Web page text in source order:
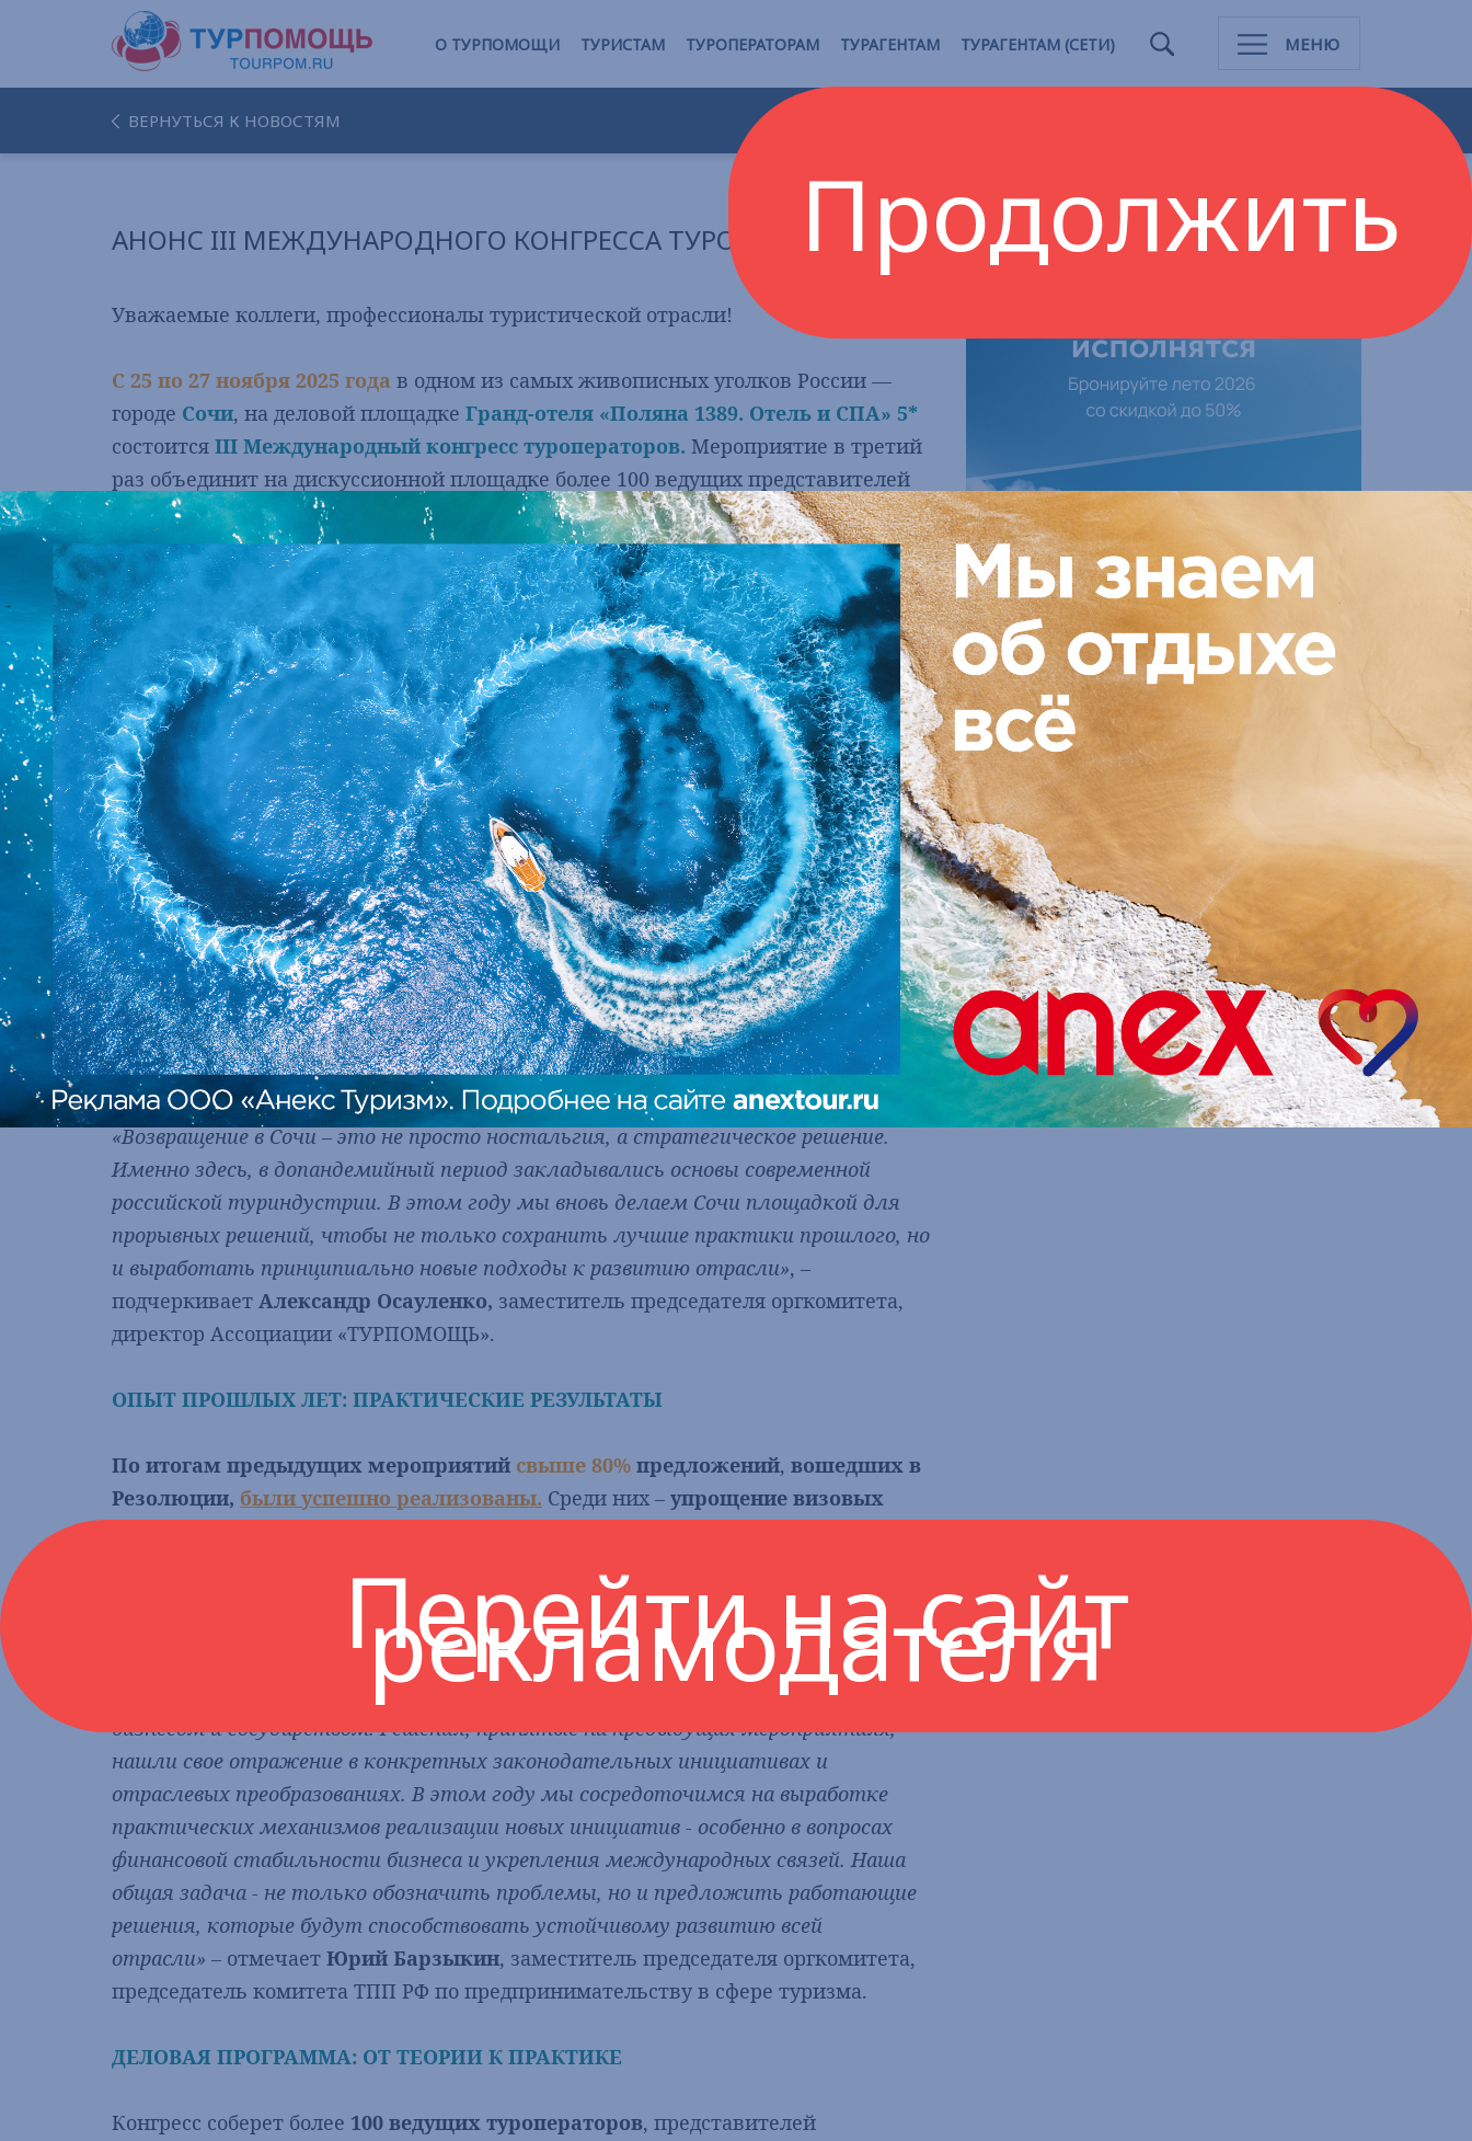
О ТУРПОМОЩИ ТУРИСТАМ ТУРОПЕРАТОРАМ ТУРАГЕНТАМ ТУРАГЕНТАМ (СЕТИ) МЕНЮ
ВЕРНУТЬСЯ К НОВОСТЯМ
АНОНС III МЕЖДУНАРОДНОГО КОНГРЕССА ТУРОПЕРАТОРОВ
Уважаемые коллеги, профессионалы туристической отрасли!
С 25 по 27 ноября 2025 года в одном из самых живописных уголков России —
городе Сочи, на деловой площадке Гранд-отеля «Поляна 1389. Отель и СПА» 5*
состоится III Международный конгресс туроператоров. Мероприятие в третий
раз объединит на дискуссионной площадке более 100 ведущих представителей
российской туриндустрии и зарубежных партнеров для совместного обсуждения
и решения широкого спектра актуальных вопросов развития
туротрасли. Событие вновь станет платформой для диалога, обмена опытом и
выработки стратегических решений, направленных на развитие туристического
рынка в России и за ее пределами.
Тема 2025 года:«Вызовы и перспективы туристского рынка в России.
Эффективность и факторы его развития».
ПОЧЕМУ СОЧИ? ВОЗВРАЩЕНИЕ К ИСТОКАМ
После успешного проведения первых двух конгрессов вАктау (2023) и Минске
(2024), оргкомитет принял решение вернуться вСочи– город, где до пандемии
традиционно проходили крупнейшие отраслевые форумы. Выбор обусловлен не
только проверенной инфраструктурой и удобной логистикой, но и
стратегическим курсом наразвитие внутреннего туризма. Сочи, как курорт
мирового уровня, идеально символизирует возрождение отрасли и её
устремлённость в будущее.
«Возвращение в Сочи – это не просто ностальгия, а стратегическое решение.
Именно здесь, в допандемийный период закладывались основы современной
российской туриндустрии. В этом году мы вновь делаем Сочи площадкой для
прорывных решений, чтобы не только сохранить лучшие практики прошлого, но
и выработать принципиально новые подходы к развитию отрасли», –
подчеркивает Александр Осауленко, заместитель председателя оргкомитета,
директор Ассоциации «ТУРПОМОЩЬ».
ОПЫТ ПРОШЛЫХ ЛЕТ: ПРАКТИЧЕСКИЕ РЕЗУЛЬТАТЫ
По итогам предыдущих мероприятий свыше 80% предложений, вошедших в
Резолюции, были успешно реализованы. Среди них – упрощение визовых
Ассоциации «ТУРПОМОЩЬ», комитета ТПП РФ по предпринимательству в сфере
туризма и ведущих туроператоров.
«Конгресс доказал свою эффективность как площадка для диалога между
бизнесом и государством. Решения, принятые на предыдущих мероприятиях,
нашли свое отражение в конкретных законодательных инициативах и
отраслевых преобразованиях. В этом году мы сосредоточимся на выработке
практических механизмов реализации новых инициатив - особенно в вопросах
финансовой стабильности бизнеса и укрепления международных связей. Наша
общая задача - не только обозначить проблемы, но и предложить работающие
решения, которые будут способствовать устойчивому развитию всей
отрасли» – отмечает Юрий Барзыкин, заместитель председателя оргкомитета,
председатель комитета ТПП РФ по предпринимательству в сфере туризма.
ДЕЛОВАЯ ПРОГРАММА: ОТ ТЕОРИИ К ПРАКТИКЕ
Конгресс соберет более 100 ведущих туроператоров, представителей
Продолжить
Перейти на сайт
рекламодателя